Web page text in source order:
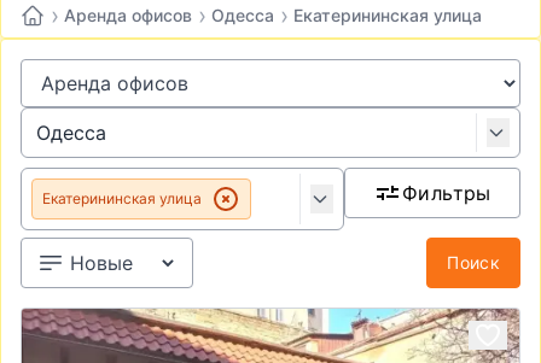
› Аренда офисов › Одесса › Екатерининская улица
Екатерининская улица Фильтры
Поиск